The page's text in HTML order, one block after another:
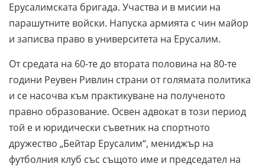
Ерусалимската бригада. Участва и в мисии на
парашутните войски. Напуска армията с чин майор
и записва право в университета на Ерусалим.
От средата на 60-те до втората половина на 80-те
години Реувен Ривлин страни от голямата политика
и се насочва към практикуване на полученото
правно образование. Освен адвокат в този период
той е и юридически съветник на спортното
дружество „Бейтар Ерусалим“, мениджър на
футболния клуб със същото име и председател на